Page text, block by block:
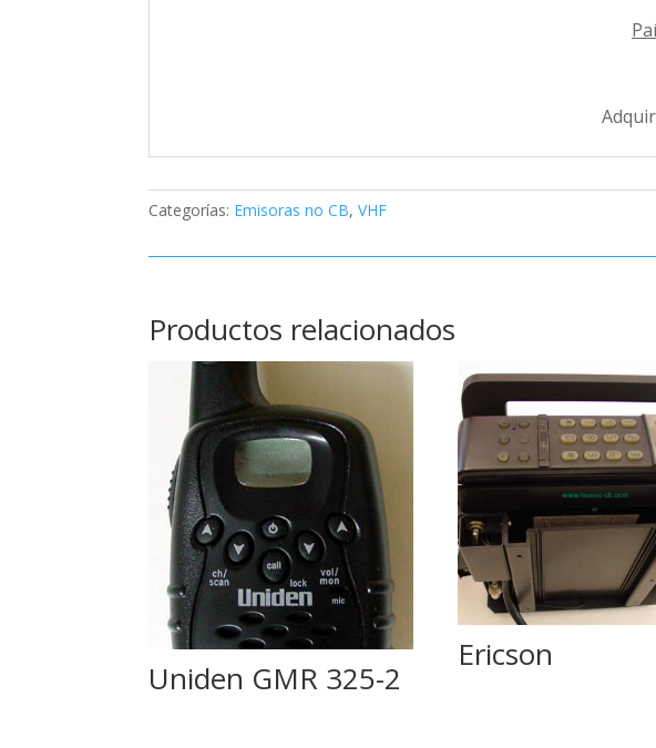
Categorías: Emisoras no CB,VHF
Productos relacionados
Uniden GMR 325-2
Ericson